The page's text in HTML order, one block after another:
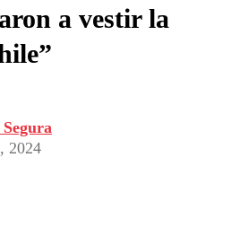
a vestir la
2024